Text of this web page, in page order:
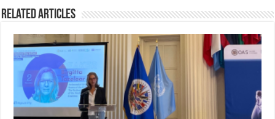
Related Articles